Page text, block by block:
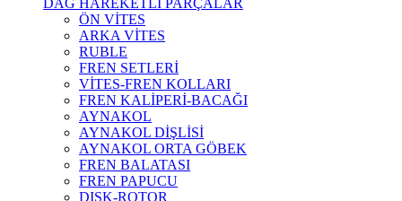
DAĞ HAREKETLİ PARÇALAR
ÖN VİTES
ARKA VİTES
RUBLE
FREN SETLERİ
VİTES-FREN KOLLARI
FREN KALİPERİ-BACAĞI
AYNAKOL
AYNAKOL DİŞLİSİ
AYNAKOL ORTA GÖBEK
FREN BALATASI
FREN PAPUCU
DISK-ROTOR